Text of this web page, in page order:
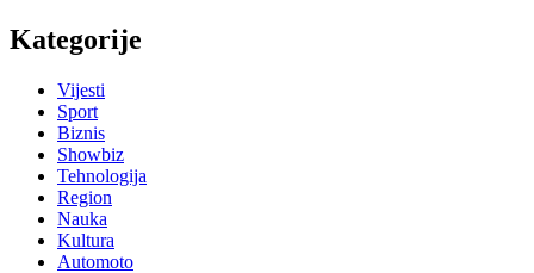
Kategorije
Vijesti
Sport
Biznis
Showbiz
Tehnologija
Region
Nauka
Kultura
Automoto